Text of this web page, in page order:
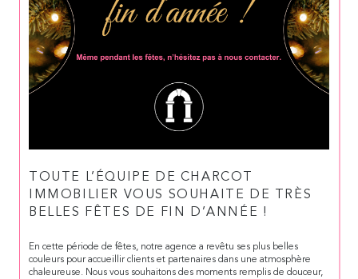
TOUTE L’ÉQUIPE DE CHARCOT
IMMOBILIER VOUS SOUHAITE DE TRÈS
BELLES FÊTES DE FIN D’ANNÉE !
En cette période de fêtes, notre agence a revêtu ses plus belles
couleurs pour accueillir clients et partenaires dans une atmosphère
chaleureuse. Nous vous souhaitons des moments remplis de douceur,